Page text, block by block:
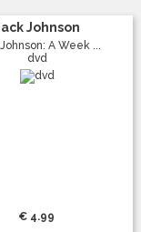
Johnson
A Week ...
dvd
€ 4.99